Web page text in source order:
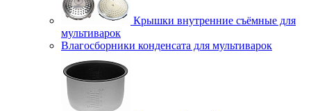
Крышки внутренние съёмные для
мультиварок
Влагосборники конденсата для мультиварок